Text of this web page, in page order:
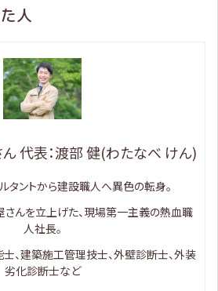
人
代表：渡部 健(わたなべ けん)
タントから建設職人へ異色の転身。
さんを立上げた、現場第一主義の熱血職
人社長。
、建築施工管理技士、外壁診断士、外装
劣化診断士など